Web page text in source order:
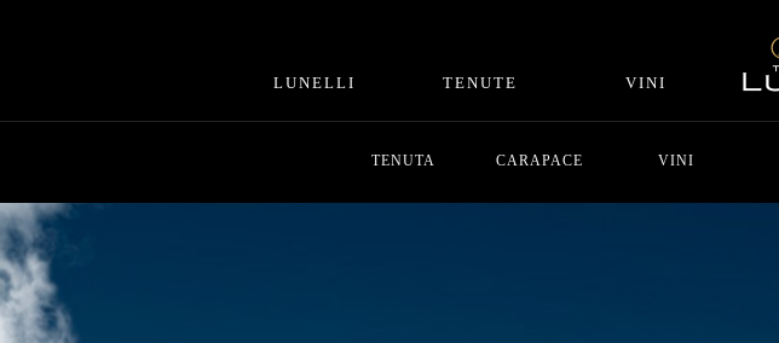
LUNELLI TENUTE VINI
TENUTA CARAPACE VINI